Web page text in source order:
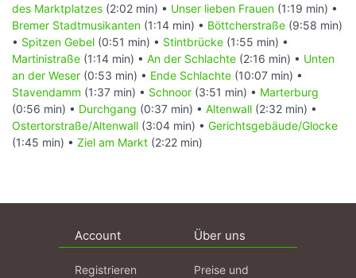
des Marktplatzes (2:02 min) • Unser lieben Frauen (1:19 min) •
Bremer Stadtmusikanten (1:14 min) • Böttcherstraße (9:58 min)
• Spitzen Gebel (0:51 min) • Stintbrücke (1:55 min) •
Martinistraße (1:14 min) • An der Schlachte (2:16 min) • Unten
an der Weser (0:53 min) • Ende Schlachte (10:07 min) •
Stavendamm (1:37 min) • Schnoor (3:51 min) • Marterburg
(0:56 min) • Durchgang (0:37 min) • Altenwall (2:32 min) •
Ostertorstraße/Altenwall (3:04 min) • Gerichtsgebäude/Glocke
(1:45 min) • Ziel am Markt (2:22 min)
Account
Registrieren
Über uns
Preise und